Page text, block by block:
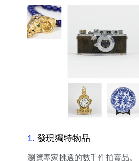
1. 發現獨特物品
瀏覽專家挑選的數千件拍賣品。